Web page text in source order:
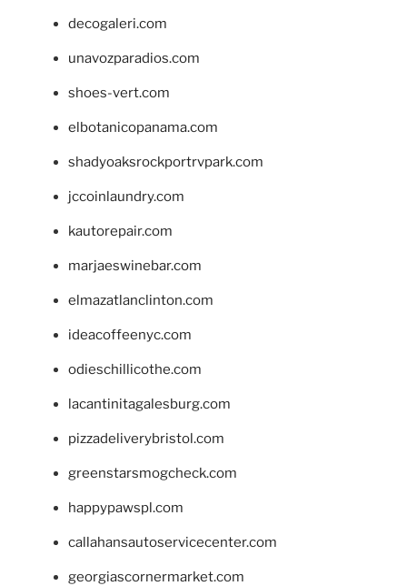
decogaleri.com
unavozparadios.com
shoes-vert.com
elbotanicopanama.com
shadyoaksrockportrvpark.com
jccoinlaundry.com
kautorepair.com
marjaeswinebar.com
elmazatlanclinton.com
ideacoffeenyc.com
odieschillicothe.com
lacantinitagalesburg.com
pizzadeliverybristol.com
greenstarsmogcheck.com
happypawspl.com
callahansautoservicecenter.com
georgiascornermarket.com